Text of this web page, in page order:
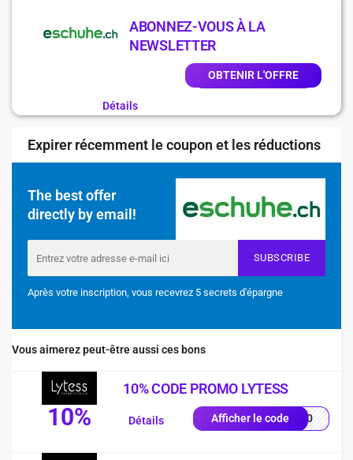
ABONNEZ-VOUS À LA
NEWSLETTER
OBTENIR L'OFFRE
Détails
Expirer récemment le coupon et les réductions
The best offer
directly by email!
SUBSCRIBE
Après votre inscription, vous recevrez 5 secrets d'épargne
Vous aimerez peut-être aussi ces bons
10%
10% CODE PROMO LYTESS
Afficher le codeSS10
Détails